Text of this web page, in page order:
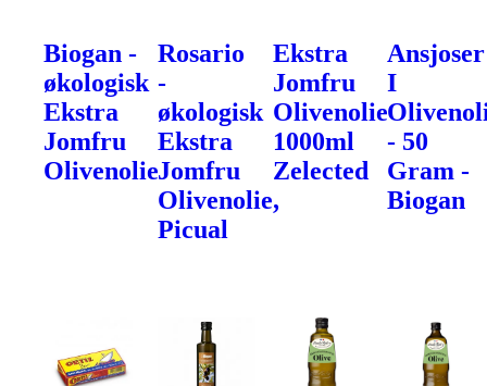
Biogan -
økologisk
Ekstra
Jomfru
Olivenolie
Rosario
-
økologisk
Ekstra
Jomfru
Olivenolie,
Picual
Ekstra
Jomfru
Olivenolie
1000ml
Zelected
Ansjoser
I
- 50
Gram -
Biogan